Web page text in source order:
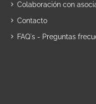
Colaboración con
Contacto
FAQ´s - Preguntas